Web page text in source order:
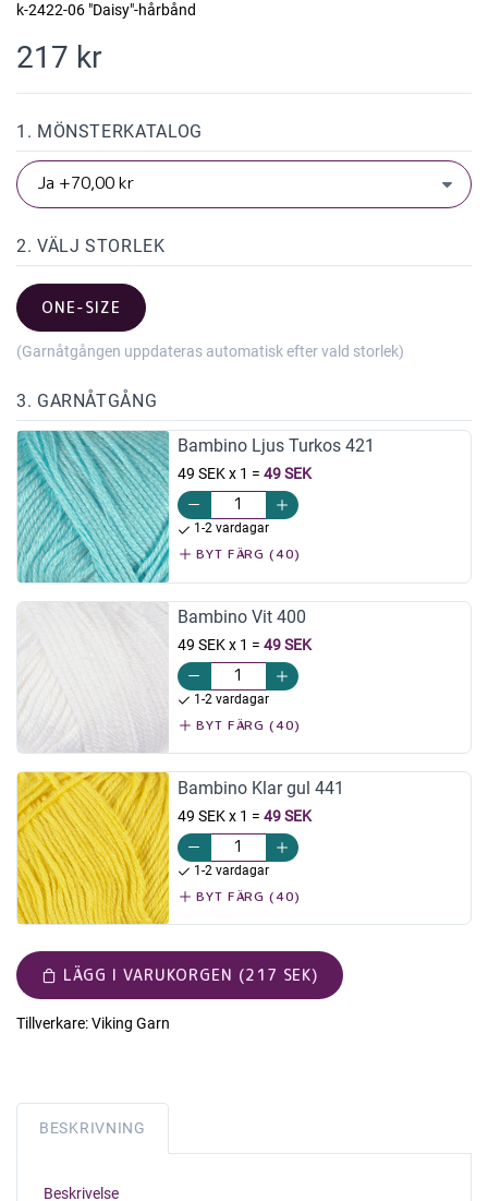
k-2422-06 "Daisy"-hårbånd
217 kr
1. MÖNSTERKATALOG
2. VÄLJ STORLEK
ONE-SIZE
(Garnåtgången uppdateras automatisk efter vald storlek)
3. GARNÅTGÅNG
Bambino Ljus Turkos 421
49 SEK x 1 = 49 SEK
1-2 vardagar
BYT FÄRG (40)
Bambino Vit 400
49 SEK x 1 = 49 SEK
1-2 vardagar
BYT FÄRG (40)
Bambino Klar gul 441
49 SEK x 1 = 49 SEK
1-2 vardagar
BYT FÄRG (40)
LÄGG I VARUKORGEN (217 SEK)
Tillverkare:Viking Garn
BESKRIVNING
Beskrivelse